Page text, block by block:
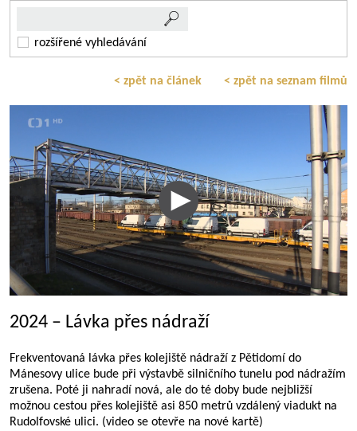
rozšířené vyhledávání
< zpět na článek < zpět na seznam filmů
2024 – Lávka přes nádraží
Frekventovaná lávka přes kolejiště nádraží z Pětidomí do
Mánesovy ulice bude při výstavbě silničního tunelu pod nádražím
zrušena. Poté ji nahradí nová, ale do té doby bude nejbližší
možnou cestou přes kolejiště asi 850 metrů vzdálený viadukt na
Rudolfovské ulici. (video se otevře na nové kartě)